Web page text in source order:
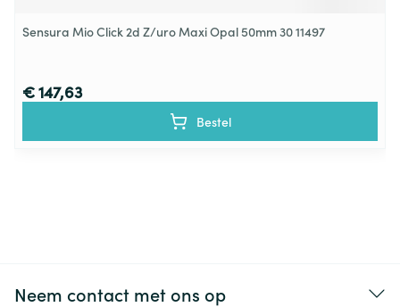
Sensura Mio Click 2d Z/uro Maxi Opal 50mm 30 11497
€ 147,63
Bestel
Neem contact met ons op